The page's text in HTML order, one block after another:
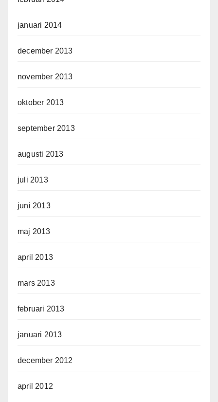
januari 2014
december 2013
november 2013
oktober 2013
september 2013
augusti 2013
juli 2013
juni 2013
maj 2013
april 2013
mars 2013
februari 2013
januari 2013
december 2012
april 2012